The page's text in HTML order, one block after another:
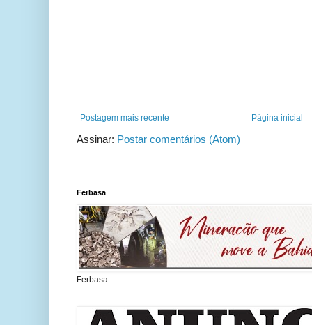
Postagem mais recente Página inicial
Assinar: Postar comentários (Atom)
Ferbasa
Ferbasa